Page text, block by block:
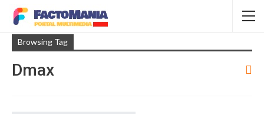
Browsing Tag
Dmax